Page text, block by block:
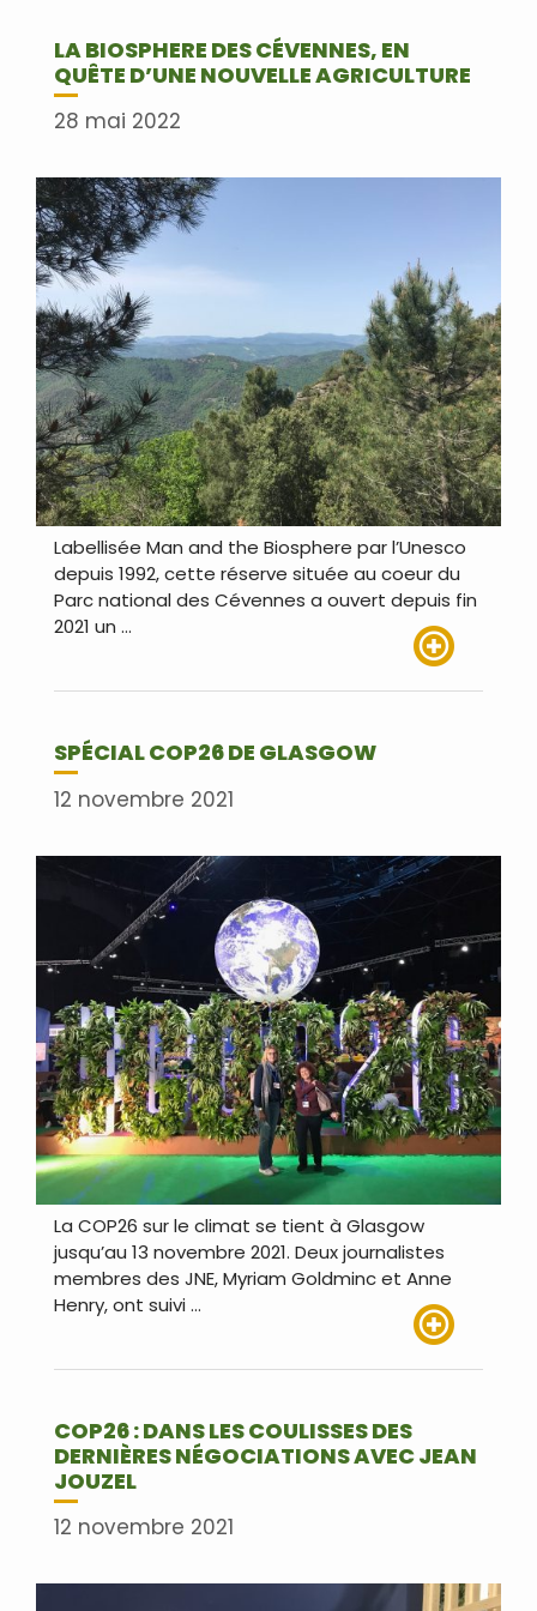
LA BIOSPHERE DES CÉVENNES, EN
QUÊTE D’UNE NOUVELLE AGRICULTURE
28 mai 2022
Labellisée Man and the Biosphere par l’Unesco
depuis 1992, cette réserve située au coeur du
Parc national des Cévennes a ouvert depuis fin
2021 un …
SPÉCIAL COP26 DE GLASGOW
12 novembre 2021
La COP26 sur le climat se tient à Glasgow
jusqu’au 13 novembre 2021. Deux journalistes
membres des JNE, Myriam Goldminc et Anne
Henry, ont suivi …
COP26 : DANS LES COULISSES DES
DERNIÈRES NÉGOCIATIONS AVEC JEAN
JOUZEL
12 novembre 2021